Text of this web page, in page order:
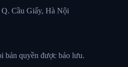
Cầu Giấy, Hà Nội
bản quyền được bảo lưu.